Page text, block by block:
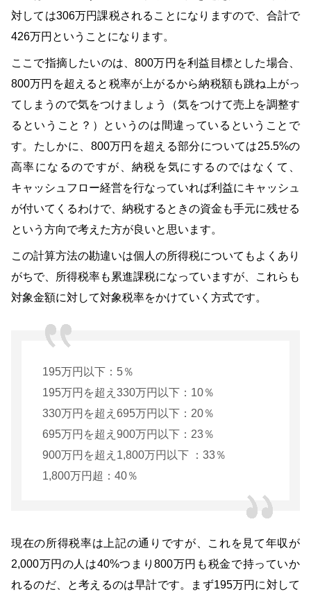
対しては306万円課税されることになりますので、合計で
426万円ということになります。
ここで指摘したいのは、800万円を利益目標とした場合、
800万円を超えると税率が上がるから納税額も跳ね上がっ
てしまうので気をつけましょう（気をつけて売上を調整す
るということ？）というのは間違っているということで
す。たしかに、800万円を超える部分については25.5%の
高率になるのですが、納税を気にするのではなくて、
キャッシュフロー経営を行なっていれば利益にキャッシュ
が付いてくるわけで、納税するときの資金も手元に残せる
という方向で考えた方が良いと思います。
この計算方法の勘違いは個人の所得税についてもよくあり
がちで、所得税率も累進課税になっていますが、これらも
対象金額に対して対象税率をかけていく方式です。
195万円以下：5％
195万円を超え330万円以下：10％
330万円を超え695万円以下：20％
695万円を超え900万円以下：23％
900万円を超え1,800万円以下 ：33％
1,800万円超：40％
現在の所得税率は上記の通りですが、これを見て年収が
2,000万円の人は40%つまり800万円も税金で持っていか
れるのだ、と考えるのは早計です。まず195万円に対して